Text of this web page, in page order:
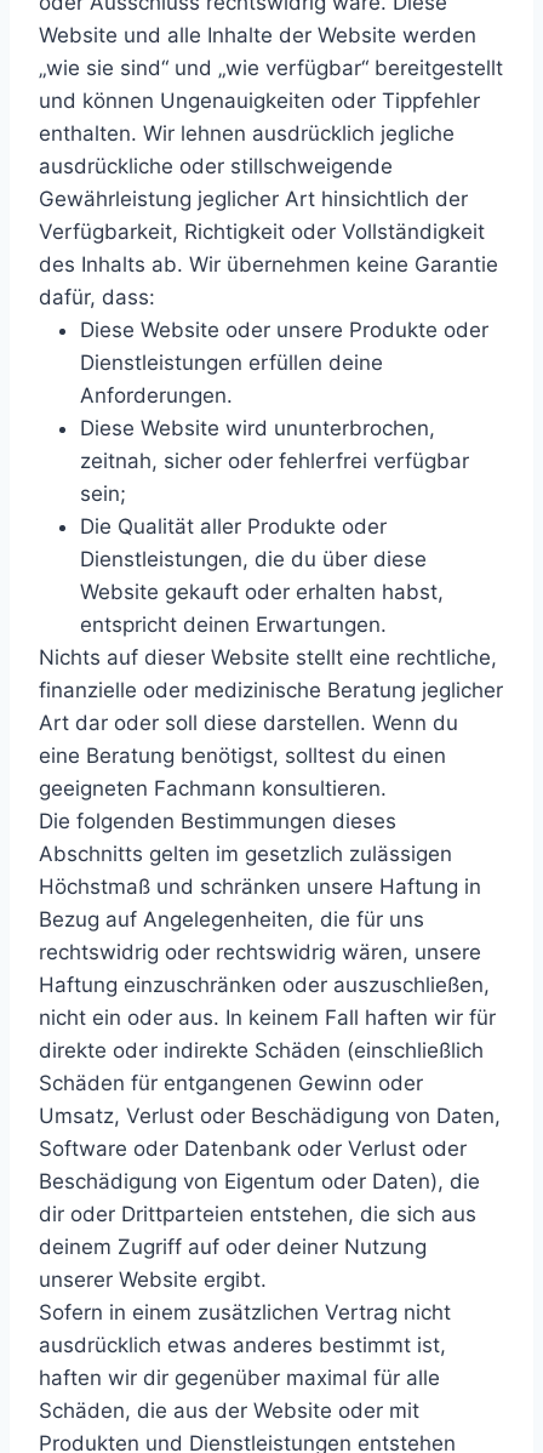
Website und alle Inhalte der Website werden
„wie sie sind“ und „wie verfügbar“ bereitgestellt
und können Ungenauigkeiten oder Tippfehler
enthalten. Wir lehnen ausdrücklich jegliche
ausdrückliche oder stillschweigende
Gewährleistung jeglicher Art hinsichtlich der
Verfügbarkeit, Richtigkeit oder Vollständigkeit
des Inhalts ab. Wir übernehmen keine Garantie
dafür, dass:
Diese Website oder unsere Produkte oder
Dienstleistungen erfüllen deine
Anforderungen.
Diese Website wird ununterbrochen,
zeitnah, sicher oder fehlerfrei verfügbar
sein;
Die Qualität aller Produkte oder
Dienstleistungen, die du über diese
Website gekauft oder erhalten habst,
entspricht deinen Erwartungen.
Nichts auf dieser Website stellt eine rechtliche,
finanzielle oder medizinische Beratung jeglicher
Art dar oder soll diese darstellen. Wenn du
eine Beratung benötigst, solltest du einen
geeigneten Fachmann konsultieren.
Die folgenden Bestimmungen dieses
Abschnitts gelten im gesetzlich zulässigen
Höchstmaß und schränken unsere Haftung in
Bezug auf Angelegenheiten, die für uns
rechtswidrig oder rechtswidrig wären, unsere
Haftung einzuschränken oder auszuschließen,
nicht ein oder aus. In keinem Fall haften wir für
direkte oder indirekte Schäden (einschließlich
Schäden für entgangenen Gewinn oder
Umsatz, Verlust oder Beschädigung von Daten,
Software oder Datenbank oder Verlust oder
Beschädigung von Eigentum oder Daten), die
dir oder Drittparteien entstehen, die sich aus
deinem Zugriff auf oder deiner Nutzung
unserer Website ergibt.
Sofern in einem zusätzlichen Vertrag nicht
ausdrücklich etwas anderes bestimmt ist,
haften wir dir gegenüber maximal für alle
Schäden, die aus der Website oder mit
Produkten und Dienstleistungen entstehen